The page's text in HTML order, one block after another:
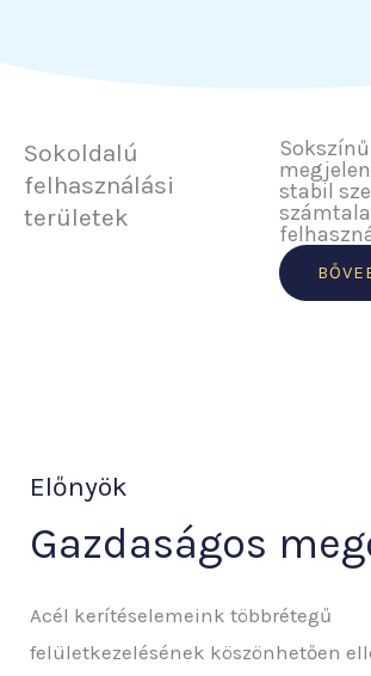
Sokoldalú
felhasználási
területek
Sokszínű
stabil
Előnyök
Gazdaságos
Acél kerítéselemeink többrétegű
felületkezelésének köszönhetően